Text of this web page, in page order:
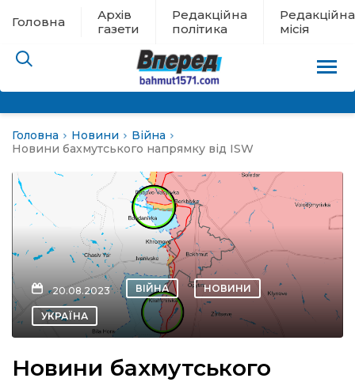
Головна
Архів
газети
Редакційна
політика
Редакційна
місія
евакуації
новини
Головна Новини
Війна
Новини бахмутського напрямку від ISW
20.08.2023 ВІЙНА НОВИНИ
УКРАЇНА
Новини бахмутського